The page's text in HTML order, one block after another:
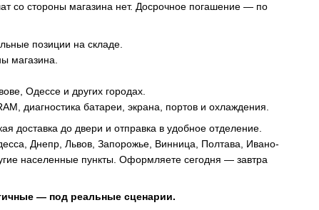
со стороны магазина нет. Досрочное погашение — по
позиции на складе.
магазина.
Одессе и других городах.
диагностика батареи, экрана, портов и охлаждения.
доставка до двери и отправка в удобное отделение.
Днепр, Львов, Запорожье, Винница, Полтава, Ивано-
населенные пункты. Оформляете сегодня — завтра
— под реальные сценарии.